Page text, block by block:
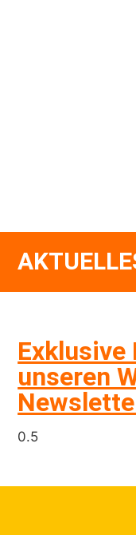
Exklusive
unseren